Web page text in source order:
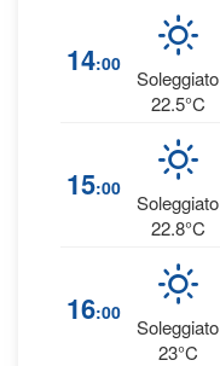
14:00
Soleggiato
22.5°C
15:00
Soleggiato
22.8°C
16:00
Soleggiato
23°C